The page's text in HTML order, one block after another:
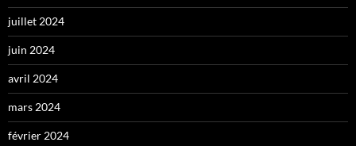
juillet 2024
juin 2024
avril 2024
mars 2024
février 2024